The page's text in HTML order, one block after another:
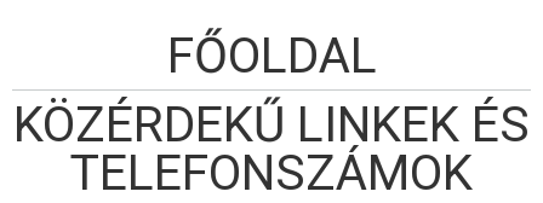
FŐOLDAL
KÖZÉRDEKŰ LINKEK ÉS
TELEFONSZÁMOK